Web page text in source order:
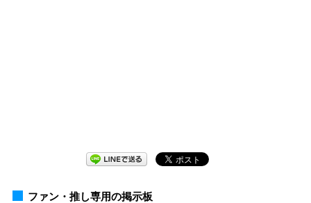
ファン・推し専用の掲示板